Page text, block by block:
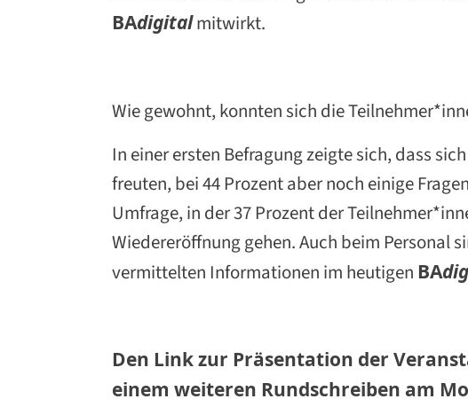
BAdigitalmitwirkt.
Wie gewohnt, konnten sich die
In einer ersten Befragung zeigte sich, dass
freuten, bei 44 Prozent aber noch einige
Umfrage, in der 37 Prozent der
Wiedereröffnung gehen. Auch beim Personal
vermittelten Informationen im heutigen BAd
Den Link zur Präsentation der
einem weiteren Rundschreiben am